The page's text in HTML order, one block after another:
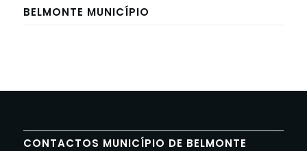
BELMONTE MUNICÍPIO
CONTACTOS MUNICÍPIO DE BELMONTE